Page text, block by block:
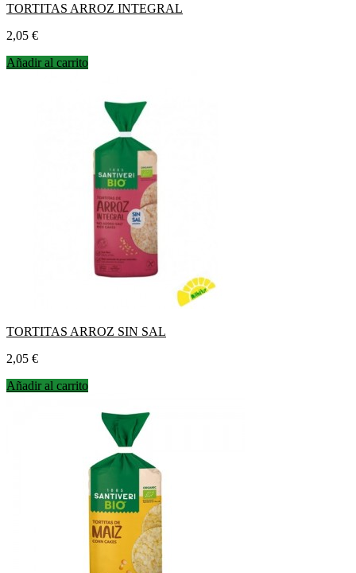
TORTITAS ARROZ INTEGRAL
Precio
2,05 €
Añadir al carrito
TORTITAS ARROZ SIN SAL
Precio
2,05 €
Añadir al carrito